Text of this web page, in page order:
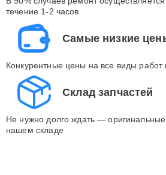
течение 1-2 часов
Самые низкие
Конкурентные цены на все виды работ
Склад запчастей
Не нужно долго ждать — оригинальные
нашем складе